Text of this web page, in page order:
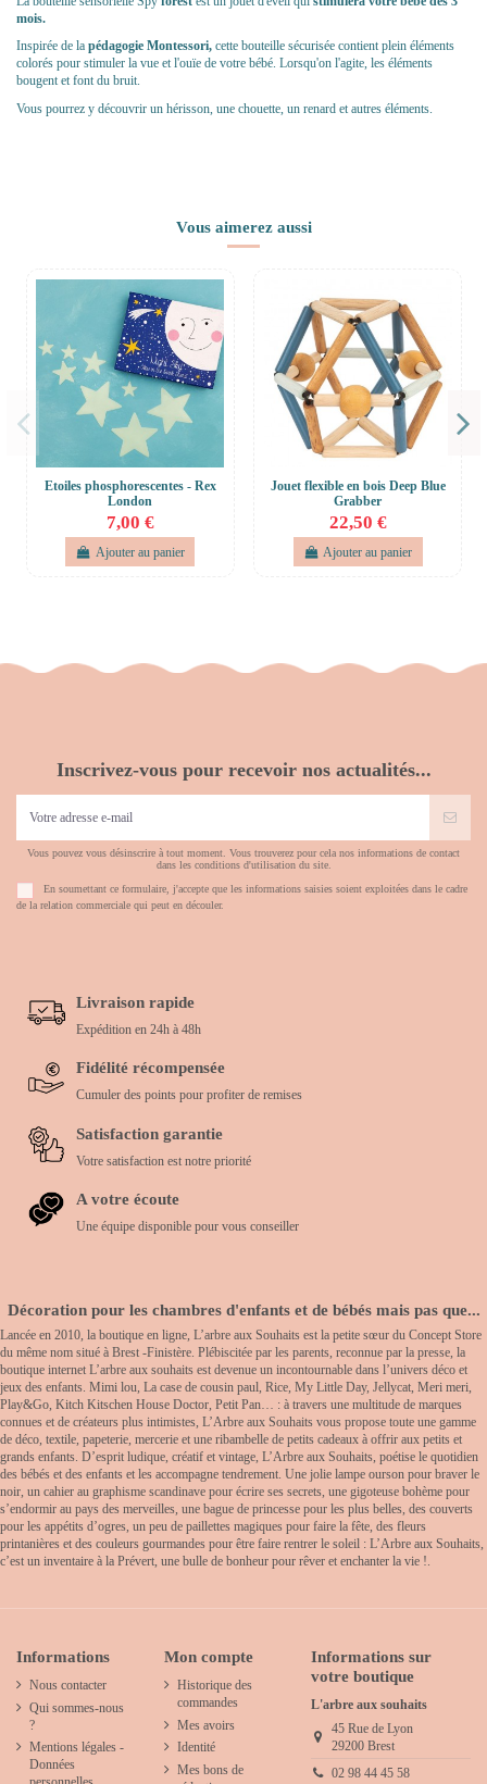
mois.
Inspirée de la pédagogie Montessori, cette bouteille sécurisée contient plein éléments
colorés pour stimuler la vue et l'ouïe de votre bébé. Lorsqu'on l'agite, les éléments
bougent et font du bruit.
Vous pourrez y découvrir un hérisson, une chouette, un renard et autres éléments.
Vous aimerez aussi
Etoiles phosphorescentes - Rex
London
7,00 €
Ajouter au panier
Jouet flexible en bois Deep Blue
Grabber
22,50 €
Ajouter au panier
Inscrivez-vous pour recevoir nos actualités...
Vous pouvez vous désinscrire à tout moment. Vous trouverez pour cela nos informations de contact
dans les conditions d'utilisation du site.
En soumettant ce formulaire, j'accepte que les informations saisies soient exploitées dans le cadre
de la relation commerciale qui peut en découler.
Livraison rapide
Expédition en 24h à 48h
Fidélité récompensée
Cumuler des points pour profiter de remises
Satisfaction garantie
Votre satisfaction est notre priorité
A votre écoute
Une équipe disponible pour vous conseiller
Décoration pour les chambres d'enfants et de bébés mais pas que...
Lancée en 2010, la boutique en ligne, L’arbre aux Souhaits est la petite sœur du Concept Store
du même nom situé à Brest -Finistère. Plébiscitée par les parents, reconnue par la presse, la
boutique internet L’arbre aux souhaits est devenue un incontournable dans l’univers déco et
jeux des enfants. Mimi lou, La case de cousin paul, Rice, My Little Day, Jellycat, Meri meri,
Play&Go, Kitch Kitschen House Doctor, Petit Pan… : à travers une multitude de marques
connues et de créateurs plus intimistes, L’Arbre aux Souhaits vous propose toute une gamme
de déco, textile, papeterie, mercerie et une ribambelle de petits cadeaux à offrir aux petits et
grands enfants. D’esprit ludique, créatif et vintage, L’Arbre aux Souhaits, poétise le quotidien
des bébés et des enfants et les accompagne tendrement. Une jolie lampe ourson pour braver le
noir, un cahier au graphisme scandinave pour écrire ses secrets, une gigoteuse bohème pour
s’endormir au pays des merveilles, une bague de princesse pour les plus belles, des couverts
pour les appétits d’ogres, un peu de paillettes magiques pour faire la fête, des fleurs
printanières et des couleurs gourmandes pour être faire rentrer le soleil : L’Arbre aux Souhaits,
c’est un inventaire à la Prévert, une bulle de bonheur pour rêver et enchanter la vie !.
Informations
Nous contacter
Qui sommes-nous
?
Mentions légales -
Données
Mon compte
Historique des
commandes
Mes avoirs
Identité
Mes bons de
Informations sur
votre boutique
L'arbre aux souhaits
45 Rue de Lyon
29200 Brest
02 98 44 45 58